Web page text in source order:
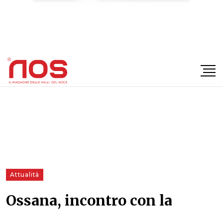
Attualità
Ossana, incontro con la